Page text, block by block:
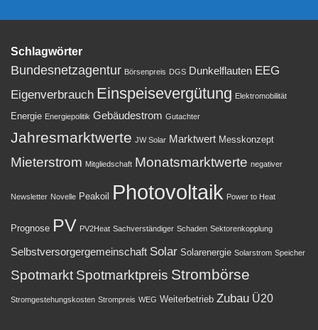
Schlagwörter
Bundesnetzagentur Börsenpreis DGS Dunkelflauten EEG
Eigenverbrauch Einspeisevergütung Elektromobilität
Energie Energiepolitik Gebäudestrom Gutachter
Jahresmarktwerte JW Solar Marktwert Messkonzept
Mieterstrom Mitgliedschaft Monatsmarktwerte negativer
Newsletter Novelle Peakoil Photovoltaik Power to Heat
Prognose PV PV2Heat Sachverständiger Schaden Sektorenkopplung
Selbstversorgergemeinschaft Solar Solarenergie Solarstrom Speicher
Spotmarkt Spotmarktpreis Strombörse
Stromgestehungskosten Strompreis WEG Weiterbetrieb Zubau Ü20